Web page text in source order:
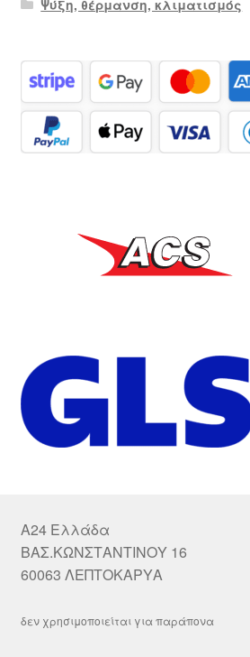
Ψύξη, θέρμανση, κλιματισμός
A24 Ελλάδα
ΒΑΣ.ΚΩΝΣΤΑΝΤΙΝΟΥ 16
60063 ΛΕΠΤΟΚΑΡΥΑ
δεν χρησιμοποιείται για παράπονα